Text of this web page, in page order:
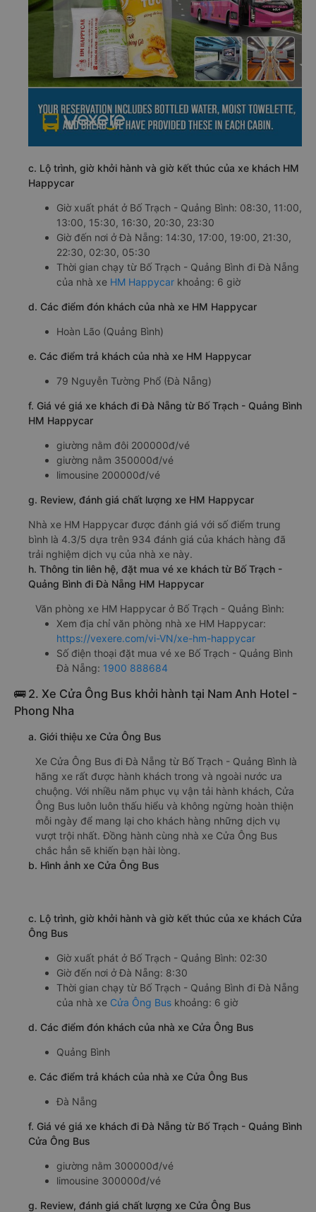
c. Lộ trình, giờ khởi hành và giờ kết thúc của xe khách HM
Happycar
Giờ xuất phát ở Bố Trạch - Quảng Bình: 08:30, 11:00,
13:00, 15:30, 16:30, 20:30, 23:30
Giờ đến nơi ở Đà Nẵng: 14:30, 17:00, 19:00, 21:30,
22:30, 02:30, 05:30
Thời gian chạy từ Bố Trạch - Quảng Bình đi Đà Nẵng
của nhà xe HM Happycar khoảng: 6 giờ
d. Các điểm đón khách của nhà xe HM Happycar
Hoàn Lão (Quảng Bình)
e. Các điểm trả khách của nhà xe HM Happycar
79 Nguyễn Tường Phổ (Đà Nẵng)
f. Giá vé giá xe khách đi Đà Nẵng từ Bố Trạch - Quảng Bình
HM Happycar
giường nằm đôi 200000đ/vé
giường nằm 350000đ/vé
limousine 200000đ/vé
g. Review, đánh giá chất lượng xe HM Happycar
Nhà xe HM Happycar được đánh giá với số điểm trung
bình là 4.3/5 dựa trên 934 đánh giá của khách hàng đã
trải nghiệm dịch vụ của nhà xe này.
h. Thông tin liên hệ, đặt mua vé xe khách từ Bố Trạch -
Quảng Bình đi Đà Nẵng HM Happycar
Văn phòng xe HM Happycar ở Bố Trạch - Quảng Bình:
Xem địa chỉ văn phòng nhà xe HM Happycar:
https://vexere.com/vi-VN/xe-hm-happycar
Số điện thoại đặt mua vé xe Bố Trạch - Quảng Bình
Đà Nẵng: 1900 888684
🚌 2. Xe Cửa Ông Bus khởi hành tại Nam Anh Hotel -
Phong Nha
a. Giới thiệu xe Cửa Ông Bus
Xe Cửa Ông Bus đi Đà Nẵng từ Bố Trạch - Quảng Bình là
hãng xe rất được hành khách trong và ngoài nước ưa
chuộng. Với nhiều năm phục vụ vận tải hành khách, Cửa
Ông Bus luôn luôn thấu hiểu và không ngừng hoàn thiện
mỗi ngày để mang lại cho khách hàng những dịch vụ
vượt trội nhất. Đồng hành cùng nhà xe Cửa Ông Bus
chắc hẳn sẽ khiến bạn hài lòng.
b. Hình ảnh xe Cửa Ông Bus
c. Lộ trình, giờ khởi hành và giờ kết thúc của xe khách Cửa
Ông Bus
Giờ xuất phát ở Bố Trạch - Quảng Bình: 02:30
Giờ đến nơi ở Đà Nẵng: 8:30
Thời gian chạy từ Bố Trạch - Quảng Bình đi Đà Nẵng
của nhà xe Cửa Ông Bus khoảng: 6 giờ
d. Các điểm đón khách của nhà xe Cửa Ông Bus
Quảng Bình
e. Các điểm trả khách của nhà xe Cửa Ông Bus
Đà Nẵng
f. Giá vé giá xe khách đi Đà Nẵng từ Bố Trạch - Quảng Bình
Cửa Ông Bus
giường nằm 300000đ/vé
limousine 300000đ/vé
g. Review, đánh giá chất lượng xe Cửa Ông Bus